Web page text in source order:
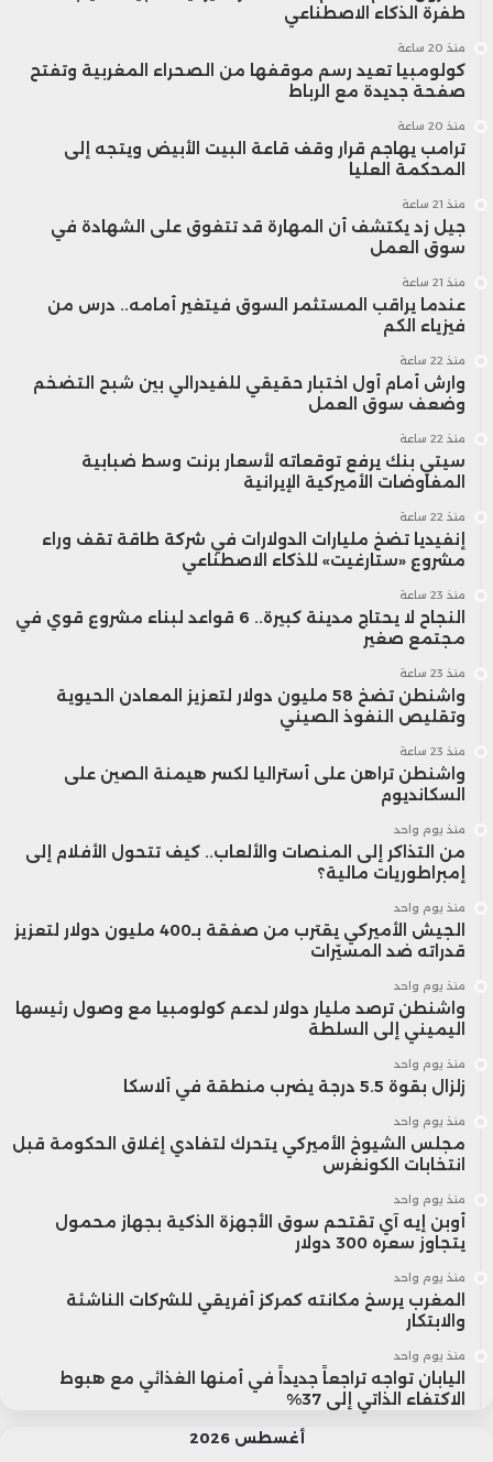
طفرة الذكاء الاصطناعي
منذ 20 ساعة
كولومبيا تعيد رسم موقفها من الصحراء المغربية وتفتح
صفحة جديدة مع الرباط
منذ 20 ساعة
ترامب يهاجم قرار وقف قاعة البيت الأبيض ويتجه إلى
المحكمة العليا
منذ 21 ساعة
جيل زد يكتشف أن المهارة قد تتفوق على الشهادة في
سوق العمل
منذ 21 ساعة
عندما يراقب المستثمر السوق فيتغير أمامه.. درس من
فيزياء الكم
منذ 22 ساعة
وارش أمام أول اختبار حقيقي للفيدرالي بين شبح التضخم
وضعف سوق العمل
منذ 22 ساعة
سيتي بنك يرفع توقعاته لأسعار برنت وسط ضبابية
المفاوضات الأميركية الإيرانية
منذ 22 ساعة
إنفيديا تضخ مليارات الدولارات في شركة طاقة تقف وراء
مشروع «ستارغيت» للذكاء الاصطناعي
منذ 23 ساعة
النجاح لا يحتاج مدينة كبيرة.. 6 قواعد لبناء مشروع قوي في
مجتمع صغير
منذ 23 ساعة
واشنطن تضخ 58 مليون دولار لتعزيز المعادن الحيوية
وتقليص النفوذ الصيني
منذ 23 ساعة
واشنطن تراهن على أستراليا لكسر هيمنة الصين على
السكانديوم
منذ يوم واحد
من التذاكر إلى المنصات والألعاب.. كيف تتحول الأفلام إلى
إمبراطوريات مالية؟
منذ يوم واحد
الجيش الأميركي يقترب من صفقة بـ400 مليون دولار لتعزيز
قدراته ضد المسيّرات
منذ يوم واحد
واشنطن ترصد مليار دولار لدعم كولومبيا مع وصول رئيسها
اليميني إلى السلطة
منذ يوم واحد
زلزال بقوة 5.5 درجة يضرب منطقة في ألاسكا
منذ يوم واحد
مجلس الشيوخ الأميركي يتحرك لتفادي إغلاق الحكومة قبل
انتخابات الكونغرس
منذ يوم واحد
أوبن إيه آي تقتحم سوق الأجهزة الذكية بجهاز محمول
يتجاوز سعره 300 دولار
منذ يوم واحد
المغرب يرسخ مكانته كمركز أفريقي للشركات الناشئة
والابتكار
منذ يوم واحد
اليابان تواجه تراجعاً جديداً في أمنها الغذائي مع هبوط
الاكتفاء الذاتي إلى 37%
أغسطس 2026